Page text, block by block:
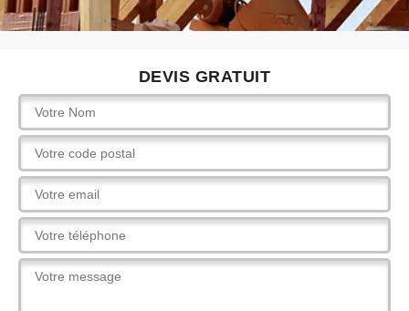
DEVIS GRATUIT